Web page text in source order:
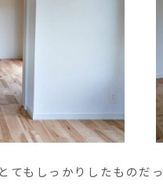
てもしっかりしたものだ